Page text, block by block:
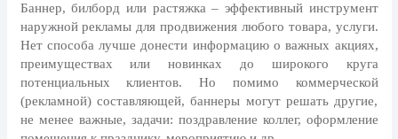
россиянах...
Масленица
23 февраля, День защитника
Отечества
Баннер, билборд или растяжка – эффективный инструмент
наружной рекламы для продвижения любого товара, услуги.
Нет способа лучше донести информацию о важных акциях,
преимуществах или новинках до широкого круга
потенциальных клиентов. Но помимо коммерческой
(рекламной) составляющей, баннеры могут решать другие,
не менее важные, задачи: поздравление коллег, оформление